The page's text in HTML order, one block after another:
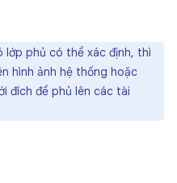
lớp phủ có thể xác định, thì
hình ảnh hệ thống hoặc
đích để phủ lên các tài